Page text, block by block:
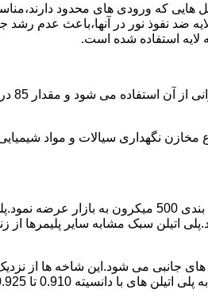
که ورودی های محدود
ضد نفوذ نور در آنها،باعث عدم
استفاده شده است.
مخازن نگهداری سیالات و مواد
در سال 1961 میلادی کمپانی اکواستار پودر
اتیلن سبک مشابه سایر پلیمرها
جانبی می شود.این شاخه ها از
متر مکعب،پلی اتیلن سبک میتوان گفت.